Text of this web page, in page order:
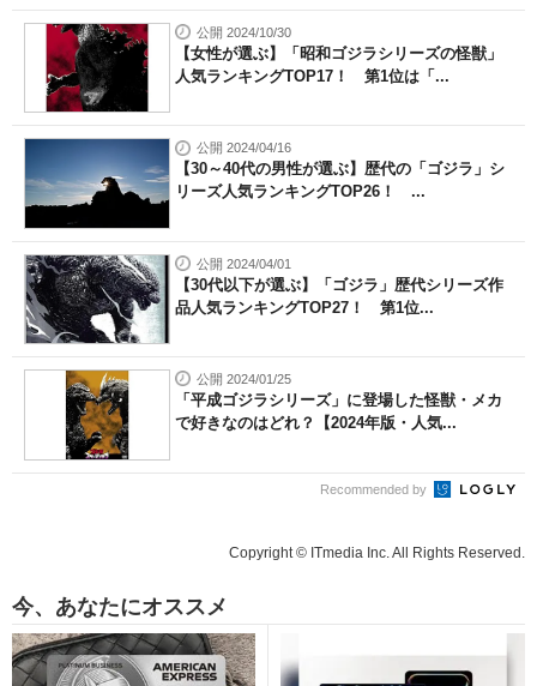
公開 2024/10/30
【女性が選ぶ】「昭和ゴジラシリーズの怪獣」
人気ランキングTOP17！ 第1位は「...
公開 2024/04/16
【30～40代の男性が選ぶ】歴代の「ゴジラ」シ
リーズ人気ランキングTOP26！ ...
公開 2024/04/01
【30代以下が選ぶ】「ゴジラ」歴代シリーズ作
品人気ランキングTOP27！ 第1位...
公開 2024/01/25
「平成ゴジラシリーズ」に登場した怪獣・メカ
で好きなのはどれ？【2024年版・人気...
Recommended by
Copyright © ITmedia Inc. All Rights Reserved.
今、あなたにオススメ